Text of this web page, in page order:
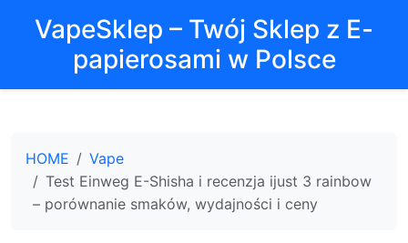
VapeSklep – Twój Sklep z E-
papierosami w Polsce
HOME
Vape
Test Einweg E-Shisha i recenzja ijust 3 rainbow
– porównanie smaków, wydajności i ceny